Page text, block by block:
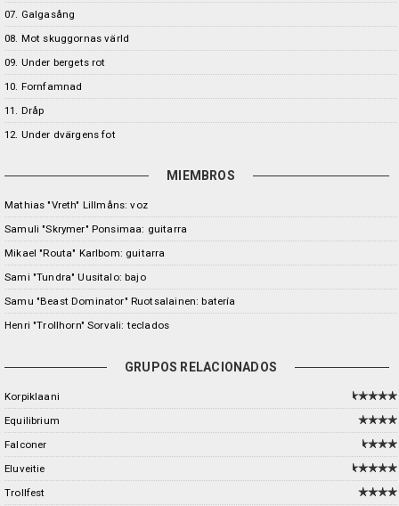
07. Galgasång
08. Mot skuggornas värld
09. Under bergets rot
10. Fornfamnad
11. Dråp
12. Under dvärgens fot
MIEMBROS
Mathias "Vreth" Lillmåns: voz
Samuli "Skrymer" Ponsimaa: guitarra
Mikael "Routa" Karlbom: guitarra
Sami "Tundra" Uusitalo: bajo
Samu "Beast Dominator" Ruotsalainen: batería
Henri "Trollhorn" Sorvali: teclados
GRUPOS RELACIONADOS
Korpiklaani
Equilibrium
Falconer
Eluveitie
Trollfest